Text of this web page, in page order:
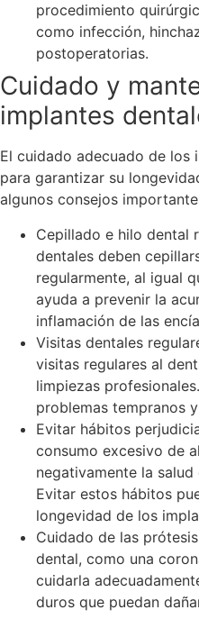
procedimiento
como infección,
postoperatorias.
Cuidado y
implantes
El cuidado adecuado de los
para garantizar su
algunos consejos
Cepillado e hilo dental
dentales deben
regularmente, al igual
ayuda a prevenir la
inflamación de las
Visitas dentales
visitas regulares al
limpiezas
problemas tempranos
Evitar hábitos
consumo excesivo de
negativamente la
Evitar estos hábitos
longevidad de los
Cuidado de las
dental, como una
cuidarla
duros que puedan